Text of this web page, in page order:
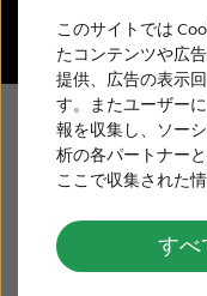
このサイトでは
たコンテンツや広
提供、広告の表示
す。またユーザー
報を収集し、ソー
析の各パートナー
ここで収集された
用したときに収集
ことがあります。すべ
リサウンドについて
サポート
採用情報
お問い合わせ
補